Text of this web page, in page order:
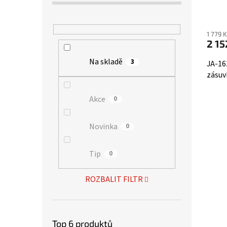
Na skladě 3
Akce 0
Novinka 0
Tip 0
ROZBALIT FILTR
Top 6 produktů
je
3,6
z
1 779
2
JA-